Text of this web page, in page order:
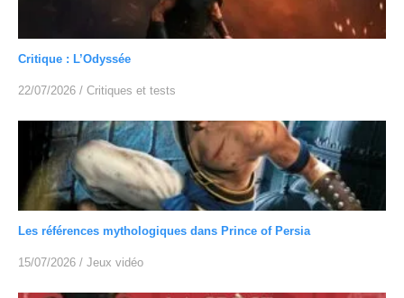
Critique : L’Odyssée
22/07/2026 / Critiques et tests
Les références mythologiques dans Prince of Persia
15/07/2026 / Jeux vidéo